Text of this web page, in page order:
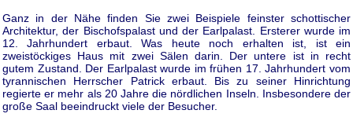
Ganz in der Nähe finden Sie zwei Beispiele feinster schottischer
Architektur, der Bischofspalast und der Earlpalast. Ersterer wurde im
12. Jahrhundert erbaut. Was heute noch erhalten ist, ist ein
zweistöckiges Haus mit zwei Sälen darin. Der untere ist in recht
gutem Zustand. Der Earlpalast wurde im frühen 17. Jahrhundert vom
tyrannischen Herrscher Patrick erbaut. Bis zu seiner Hinrichtung
regierte er mehr als 20 Jahre die nördlichen Inseln. Insbesondere der
große Saal beeindruckt viele der Besucher.